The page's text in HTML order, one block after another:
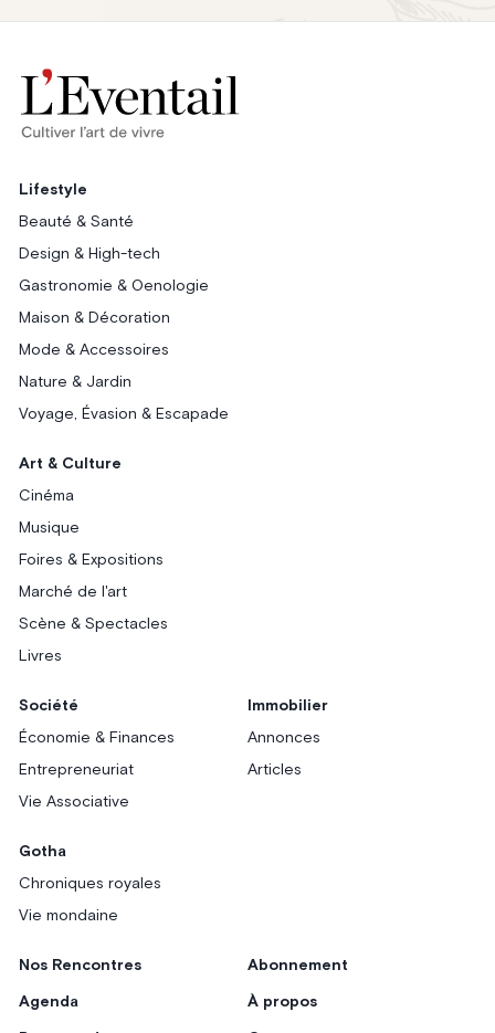
Lifestyle
Beauté & Santé
Design & High-tech
Gastronomie & Oenologie
Maison & Décoration
Mode & Accessoires
Nature & Jardin
Voyage, Évasion & Escapade
Art & Culture
Cinéma
Musique
Foires & Expositions
Marché de l'art
Scène & Spectacles
Livres
Société
Économie & Finances
Entrepreneuriat
Vie Associative
Immobilier
Annonces
Articles
Gotha
Chroniques royales
Vie mondaine
Nos Rencontres
Agenda
Abonnement
À propos